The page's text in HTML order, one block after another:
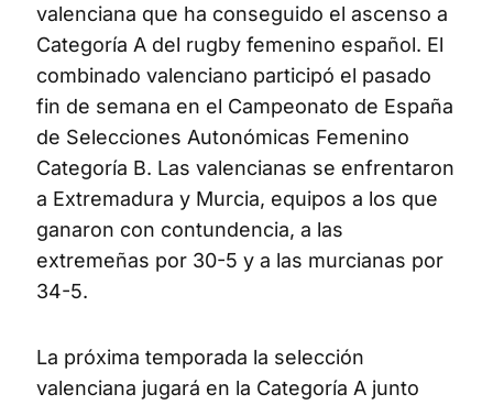
valenciana que ha conseguido el ascenso a
Categoría A del rugby femenino español. El
combinado valenciano participó el pasado
fin de semana en el Campeonato de España
de Selecciones Autonómicas Femenino
Categoría B. Las valencianas se enfrentaron
a Extremadura y Murcia, equipos a los que
ganaron con contundencia, a las
extremeñas por 30-5 y a las murcianas por
34-5.
La próxima temporada la selección
valenciana jugará en la Categoría A junto